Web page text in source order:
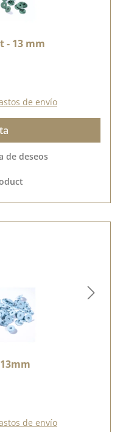
- 13 mm
de envío
de deseos
de envío